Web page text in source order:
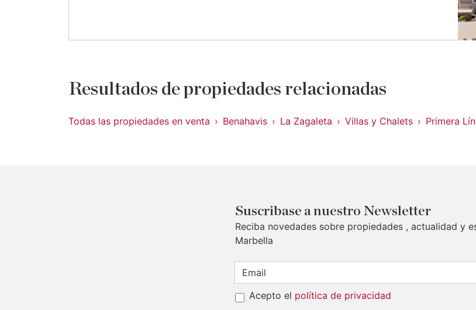
Resultados de propiedades relacionadas
Todas las propiedades en venta Benahavis La Zagaleta Villas y Chalets Primera
Suscribase a nuestro Newsletter
Reciba novedades sobre propiedades , actualidad y
Marbella
Acepto el política de privacidad